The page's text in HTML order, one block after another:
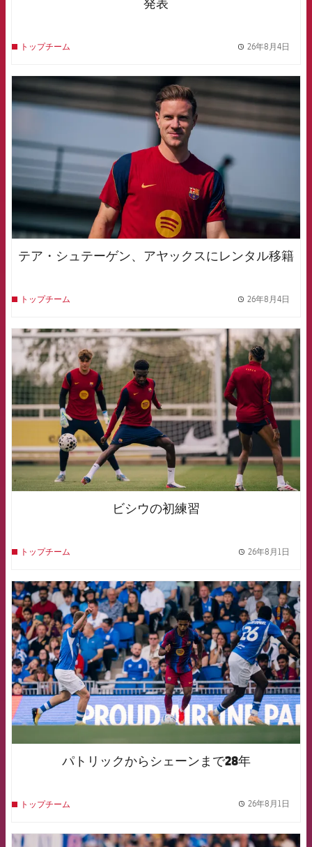
トップチーム 26年8月4日
FCB Barcelona badge
テア・シュテーゲン、アヤックスにレンタル移籍
トップチーム 26年8月4日
FCB Barcelona badge
ビシウの初練習
トップチーム 26年8月1日
FCB Barcelona badge
パトリックからシェーンまで28年
トップチーム 26年8月1日
FCB Barcelona badge